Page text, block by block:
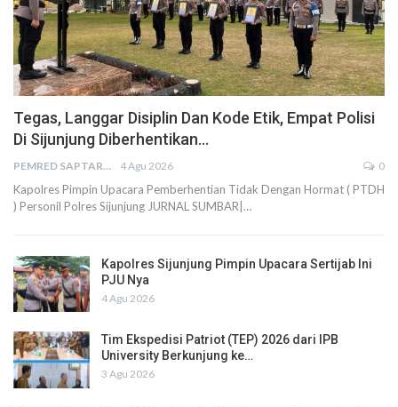
Tegas, Langgar Disiplin Dan Kode Etik, Empat Polisi
Di Sijunjung Diberhentikan…
PEMRED SAPTARIUS 4 Agu 2026 0
Kapolres Pimpin Upacara Pemberhentian Tidak Dengan Hormat ( PTDH
) Personil Polres Sijunjung JURNAL SUMBAR|…
Kapolres Sijunjung Pimpin Upacara Sertijab Ini
PJU Nya
4 Agu 2026
Tim Ekspedisi Patriot (TEP) 2026 dari IPB
University Berkunjung ke…
3 Agu 2026